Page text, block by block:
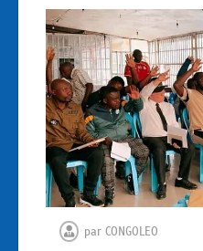
par CONGOLEO